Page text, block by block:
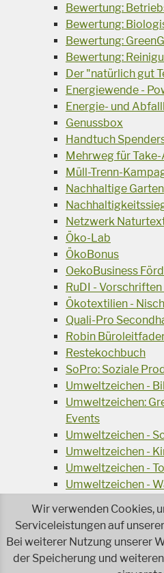
Bewertung:
Bewertung:
Bewertung:
Bewertung:
Der "natürlich gut
Energiewende -
Energie- und
Genussbox
Handtuch
Mehrweg für
Müll-Trenn-
Nachhaltige
Netzwerk
Öko-Lab
ÖkoBonus
OekoBusiness
RuDI -
Ökotextilien -
Quali-Pro
Robin
Restekochbuch
SoPro: Soziale
Umweltzeichen -
Umweltzeichen:
Events
Umweltzeichen -
Umweltzeichen -
Umweltzeichen -
Umweltzeichen -
Wasser - das
Wohnprojekt
Wir verwenden Cookies,
Serviceleistungen auf
Bei weiterer Nutzung unserer
der Speicherung und